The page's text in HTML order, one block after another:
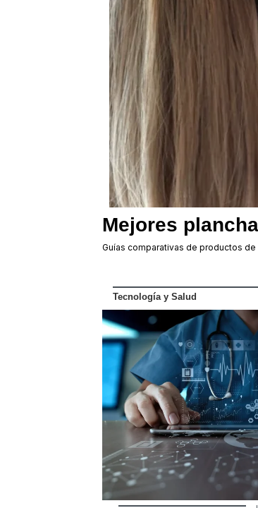
Mejores
Guías comparativas de productos
Tecnología y Salud